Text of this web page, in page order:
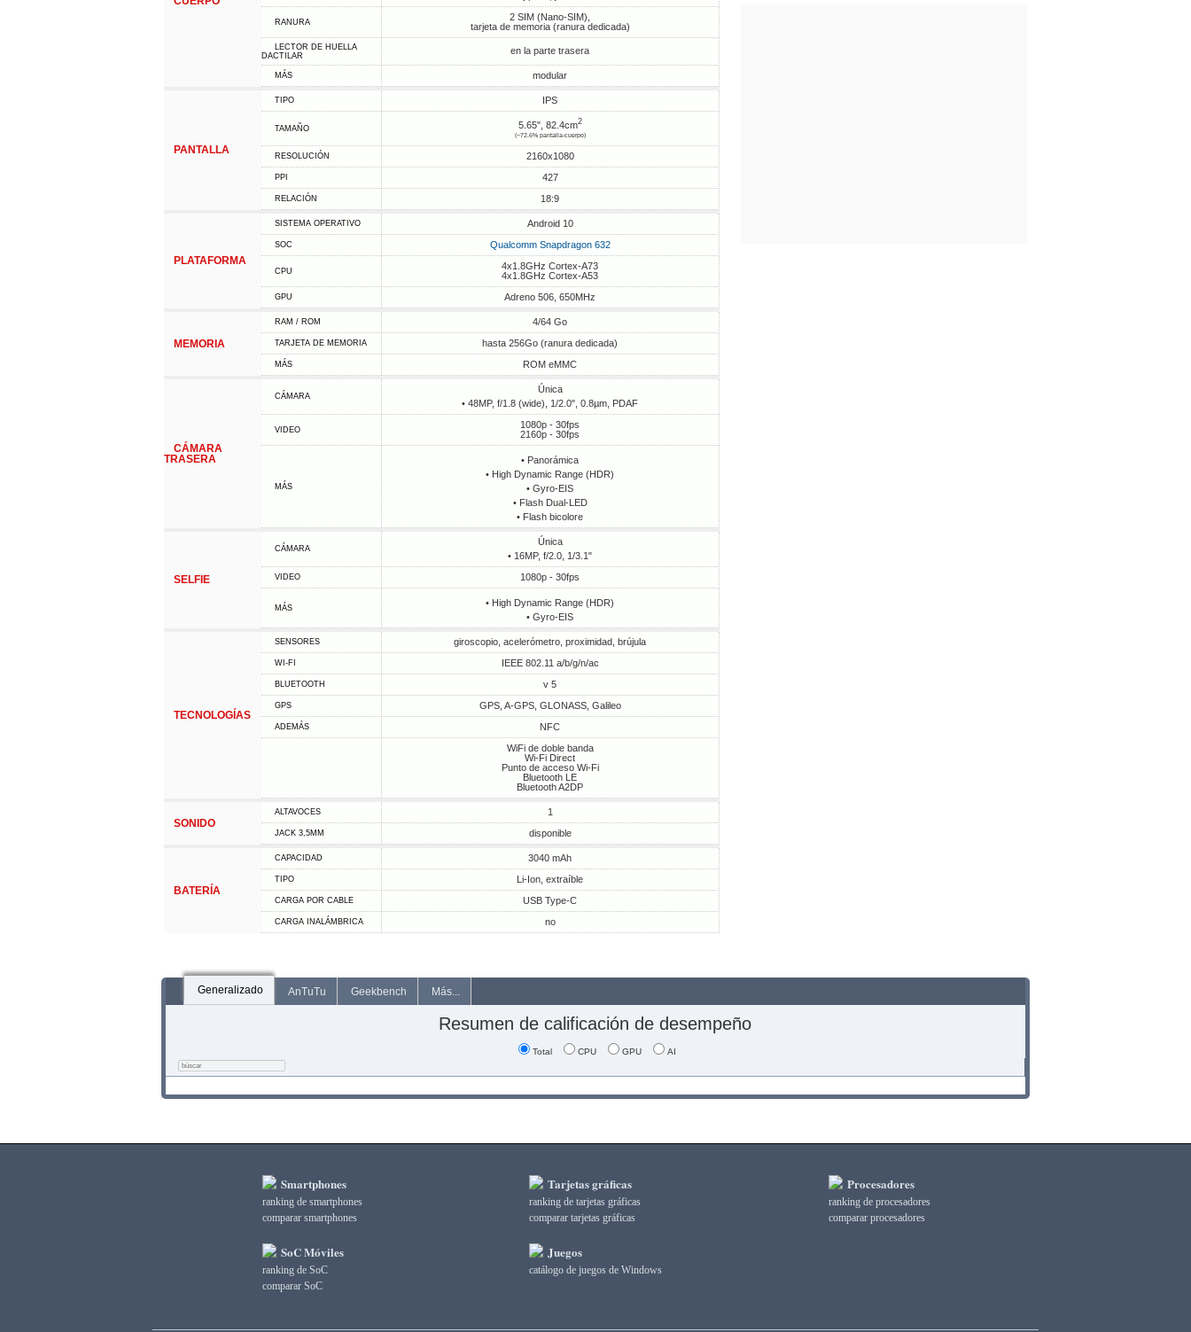
RANURA
2 SIM (Nano-SIM),
tarjeta de memoria (ranura dedicada)
LECTOR DE HUELLA
DACTILAR
en la parte trasera
MÁS modular
PANTALLA
TIPO IPS
TAMAÑO 5.65", 82.4cm2
(~72.6% pantalla-cuerpo)
RESOLUCIÓN 2160x1080
PPI 427
RELACIÓN 18:9
PLATAFORMA
SISTEMA OPERATIVO Android 10
SOC Qualcomm Snapdragon 632
CPU
4x1.8GHz Cortex-A73
4x1.8GHz Cortex-A53
GPU Adreno 506, 650MHz
MEMORIA
RAM / ROM 4/64 Go
TARJETA DE MEMORIA hasta 256Go (ranura dedicada)
MÁS ROM eMMC
CÁMARA
TRASERA
CÁMARA
Única
• 48MP, f/1.8 (wide), 1/2.0", 0.8µm, PDAF
VIDEO
1080p - 30fps
2160p - 30fps
MÁS
• Panorámica
• High Dynamic Range (HDR)
• Gyro-EIS
• Flash Dual-LED
• Flash bicolore
SELFIE
CÁMARA
Única
• 16MP, f/2.0, 1/3.1"
VIDEO 1080p - 30fps
MÁS
• High Dynamic Range (HDR)
• Gyro-EIS
TECNOLOGÍAS
SENSORES giroscopio, acelerómetro, proximidad, brújula
WI-FI IEEE 802.11 a/b/g/n/ac
BLUETOOTH v 5
GPS GPS, A-GPS, GLONASS, Galileo
ADEMÁS
NFC
WiFi de doble banda
Wi-Fi Direct
Punto de acceso Wi-Fi
Bluetooth LE
Bluetooth A2DP
SONIDO
ALTAVOCES 1
JACK 3,5MM disponible
BATERÍA
CAPACIDAD 3040 mAh
TIPO Li-Ion, extraíble
CARGA POR CABLE USB Type-C
CARGA INALÁMBRICA no
Generalizado AnTuTu Geekbench Más...
Resumen de calificación de desempeño
Total CPU GPU AI
Smartphones
ranking de smartphones
comparar smartphones
SoC Móviles
ranking de SoC
comparar SoC
Tarjetas gráficas
ranking de tarjetas gráficas
comparar tarjetas gráficas
Juegos
catálogo de juegos de Windows
Procesadores
ranking de procesadores
comparar procesadores